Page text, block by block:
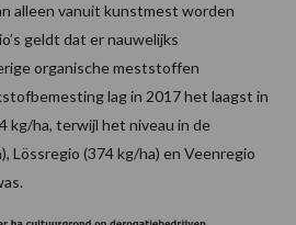
alleen vanuit kunstmest worden
geldt dat er nauwelijks
organische meststoffen
lag in 2017 het laagst in
kg/ha, terwijl het niveau in de
Lössregio (374 kg/ha) en Veenregio